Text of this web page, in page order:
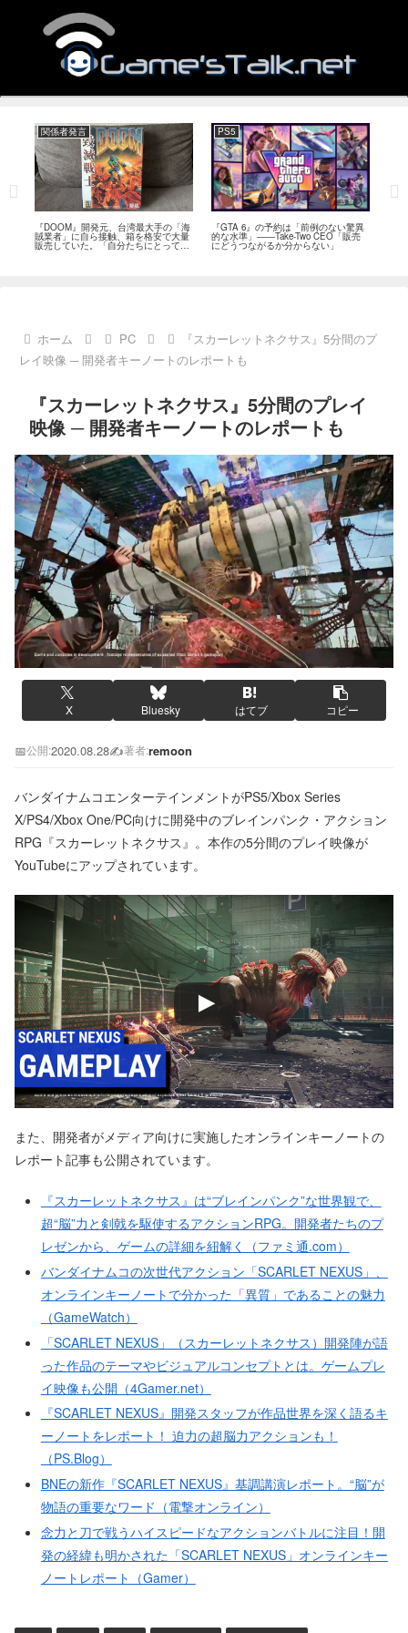
関係者発言
『DOOM』開発元、台湾最大手の「海
賊業者」に自ら接触、箱を格安で大量
販売していた。「自分たちにとっては
流通だった」
PS5
『GTA 6』の予約は「前例のない驚異
的な水準」――Take-Two CEO「販売
にどうつながるか分からない」
ホーム PC
『スカーレットネクサス』5分間のプ
レイ映像 ─ 開発者キーノートのレポートも
『スカーレットネクサス』5分間のプレイ
映像 ─ 開発者キーノートのレポートも
X Bluesky はてブ コピー
📅公開:2020.08.28✍️著者:remoon
バンダイナムコエンターテインメントがPS5/Xbox Series
X/PS4/Xbox One/PC向けに開発中のブレインパンク・アクション
RPG『スカーレットネクサス』。本作の5分間のプレイ映像が
YouTubeにアップされています。
また、開発者がメディア向けに実施したオンラインキーノートの
レポート記事も公開されています。
『スカーレットネクサス』は“ブレインパンク”な世界観で、
超“脳”力と剣戟を駆使するアクションRPG。開発者たちのプ
レゼンから、ゲームの詳細を紐解く（ファミ通.com）
バンダイナムコの次世代アクション「SCARLET NEXUS」、
オンラインキーノートで分かった「異質」であることの魅力
（GameWatch）
「SCARLET NEXUS」（スカーレットネクサス）開発陣が語
った作品のテーマやビジュアルコンセプトとは。ゲームプレ
イ映像も公開（4Gamer.net）
『SCARLET NEXUS』開発スタッフが作品世界を深く語るキ
ーノートをレポート！ 迫力の超脳力アクションも！
（PS.Blog）
BNEの新作『SCARLET NEXUS』基調講演レポート。“脳”が
物語の重要なワード（電撃オンライン）
念力と刀で戦うハイスピードなアクションバトルに注目！開
発の経緯も明かされた「SCARLET NEXUS」オンラインキー
ノートレポート（Gamer）